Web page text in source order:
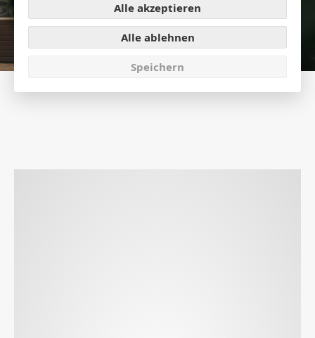
Alle akzeptieren
Alle ablehnen
Speichern